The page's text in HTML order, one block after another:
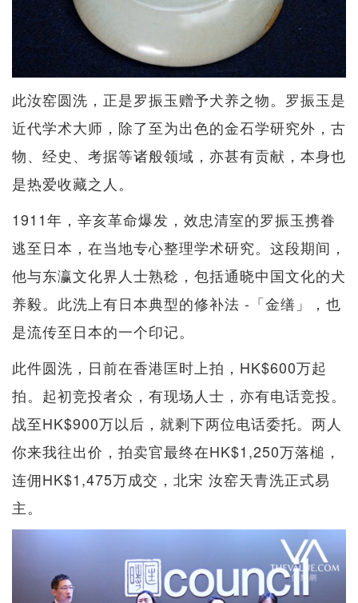
此汝窑圆洗，正是罗振玉赠予犬养之物。罗振玉是
近代学术大师，除了至为出色的金石学研究外，古
物、经史、考据等诸般领域，亦甚有贡献，本身也
是热爱收藏之人。
1911年，辛亥革命爆发，效忠清室的罗振玉携眷
逃至日本，在当地专心整理学术研究。这段期间，
他与东瀛文化界人士熟稔，包括通晓中国文化的犬
养毅。此洗上有日本典型的修补法 -「金缮」，也
是流传至日本的一个印记。
此件圆洗，日前在香港匡时上拍，HK$600万起
拍。起初竞投者众，有现场人士，亦有电话竞投。
战至HK$900万以后，就剩下两位电话委托。两人
你来我往出价，拍卖官最终在HK$1,250万落槌，
连佣HK$1,475万成交，北宋 汝窑天青洗正式易
主。